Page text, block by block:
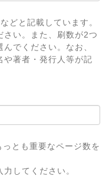
どと記載しています。
さい。また、刷数が2つ
でください。なお、
や著者・発行人等が記
とも重要なページ数を
してください。